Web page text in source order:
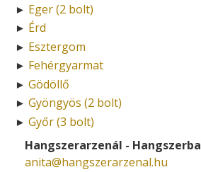
► Eger (2 bolt)
► Érd
► Esztergom
► Fehérgyarmat
► Gödöllő
► Gyöngyös (2 bolt)
► Győr (3 bolt)
Hangszerarzenál -
anita­@­hangszerarzenal.hu